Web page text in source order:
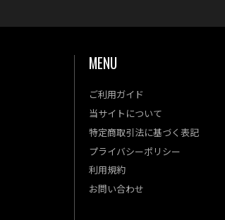
MENU
ご利用ガイド
当サイトについて
特定商取引法に基づく表記
プライバシーポリシー
利用規約
お問い合わせ